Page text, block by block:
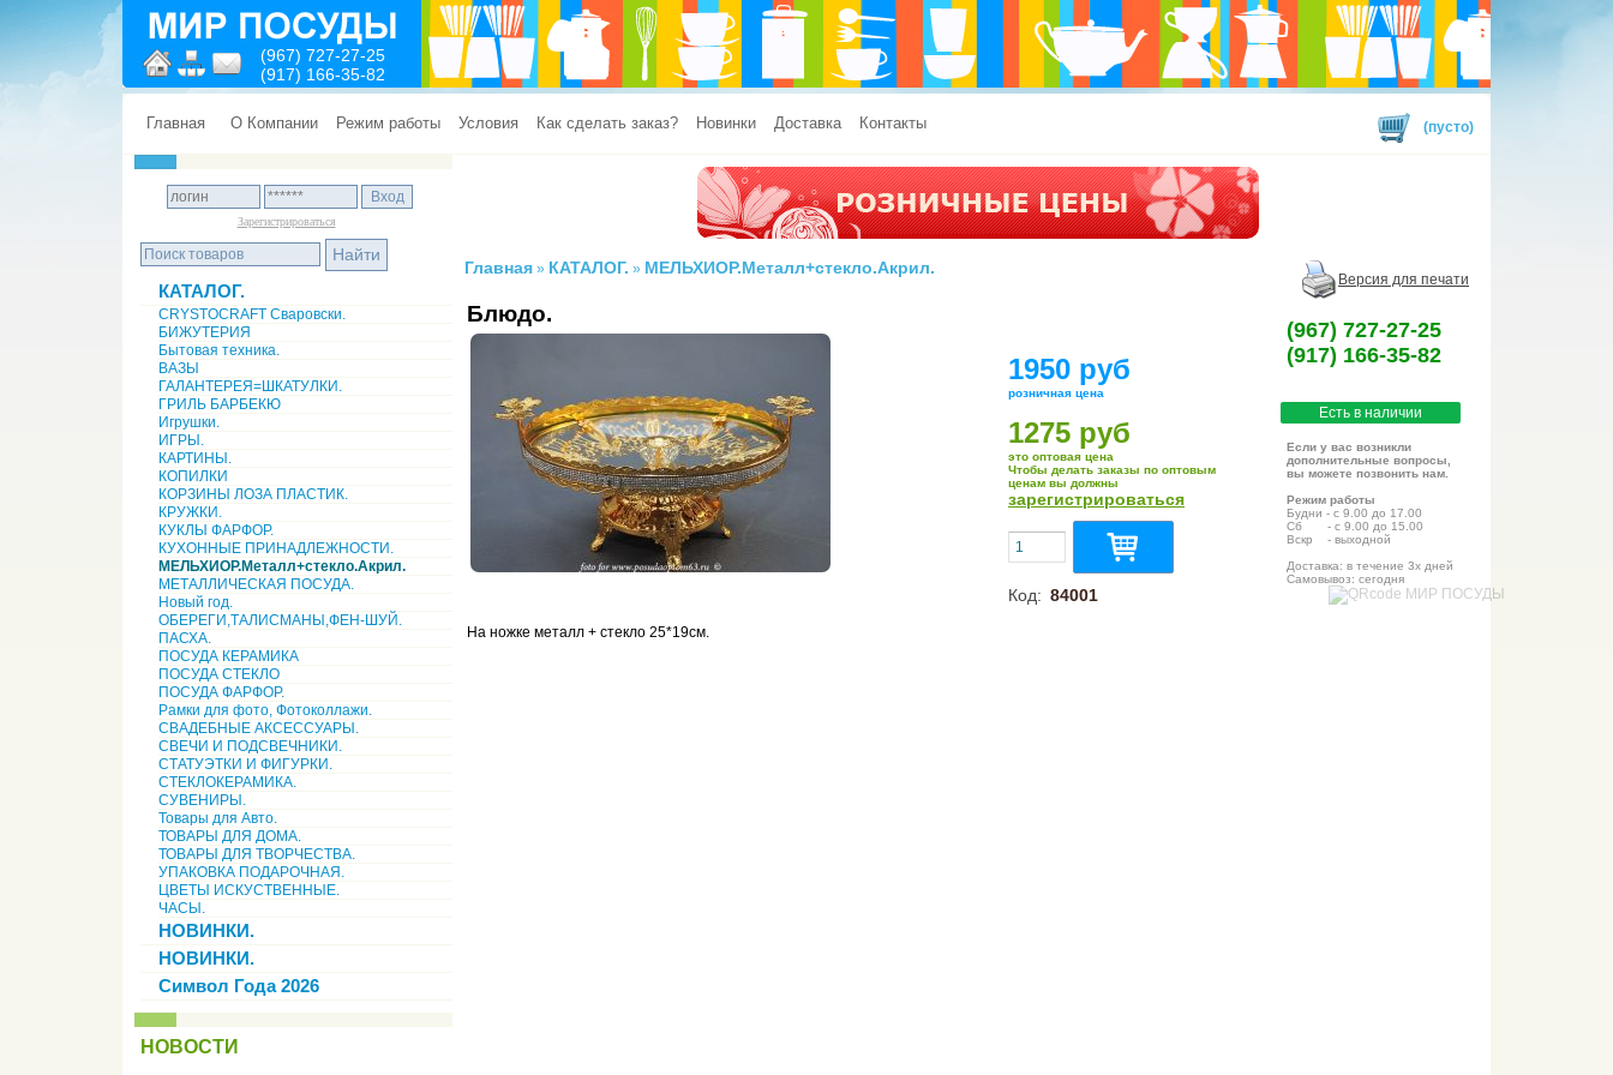
(967) 727-27-25
(917) 166-35-82
Главная О Компании Режим работы Условия Как сделать заказ? Новинки Доставка Контакты (пусто)
Зарегистрироваться
КАТАЛОГ.
CRYSTOCRAFT Сваровски.
БИЖУТЕРИЯ
Бытовая техника.
ВАЗЫ
ГАЛАНТЕРЕЯ=ШКАТУЛКИ.
ГРИЛЬ БАРБЕКЮ
Игрушки.
ИГРЫ.
КАРТИНЫ.
КОПИЛКИ
КОРЗИНЫ ЛОЗА ПЛАСТИК.
КРУЖКИ.
КУКЛЫ ФАРФОР.
КУХОННЫЕ ПРИНАДЛЕЖНОСТИ.
МЕЛЬХИОР.Металл+стекло.Акрил.
МЕТАЛЛИЧЕСКАЯ ПОСУДА.
Новый год.
ОБЕРЕГИ,ТАЛИСМАНЫ,ФЕН-ШУЙ.
ПАСХА.
ПОСУДА КЕРАМИКА
ПОСУДА СТЕКЛО
ПОСУДА ФАРФОР.
Рамки для фото, Фотоколлажи.
СВАДЕБНЫЕ АКСЕССУАРЫ.
СВЕЧИ И ПОДСВЕЧНИКИ.
СТАТУЭТКИ И ФИГУРКИ.
СТЕКЛОКЕРАМИКА.
СУВЕНИРЫ.
Товары для Авто.
ТОВАРЫ ДЛЯ ДОМА.
ТОВАРЫ ДЛЯ ТВОРЧЕСТВА.
УПАКОВКА ПОДАРОЧНАЯ.
ЦВЕТЫ ИСКУСТВЕННЫЕ.
ЧАСЫ.
НОВИНКИ.
НОВИНКИ.
Символ Года 2026
НОВОСТИ
Главная » КАТАЛОГ. » МЕЛЬХИОР.Металл+стекло.Акрил.
Версия для печати
Блюдо.
(967) 727-27-25
(917) 166-35-82
Есть в наличии
Если у вас возникли
дополнительные вопросы,
вы можете позвонить нам.
Режим работы
Будни - с 9.00 до 17.00
Сб - с 9.00 до 15.00
Вскр - выходной
Доставка: в течение 3х дней
Самовывоз: сегодня
1950 руб
розничная цена
1275 руб
это оптовая цена
Чтобы делать заказы по оптовым
ценам вы должны
зарегистрироваться
Код: 84001
На ножке металл + стекло 25*19см.